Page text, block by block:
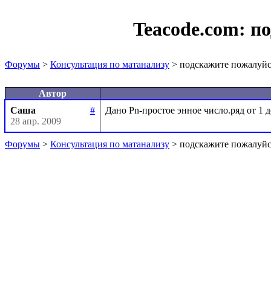
Teacode.com:
Форумы > Консультация по матанализу > подскажите
Автор
Саша
#
28 апр. 2009
Форумы > Консультация по матанализу > подскажите